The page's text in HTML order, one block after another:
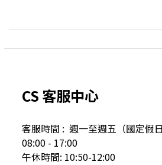
CS 客服中心
客服時間 : 週一至週五（國定假
08:00 - 17:00
午休時間: 10:50-12:00